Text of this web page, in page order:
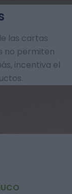
las cartas
no permiten
incentiva el